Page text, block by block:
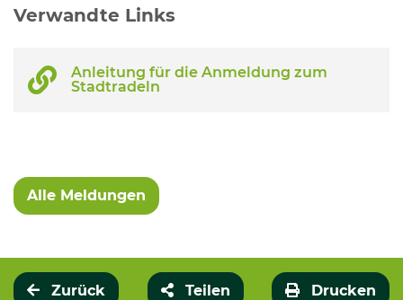
Verwandte Links
Anleitung für die Anmeldung zum
Stadtradeln
Alle Meldungen
Zurück Teilen Drucken